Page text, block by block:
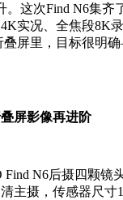
。这次Find N6集齐
实况、全焦段8K
叠屏里，目标很明
屏影像再进阶
Find N6后摄四颗镜
主摄，传感器尺寸